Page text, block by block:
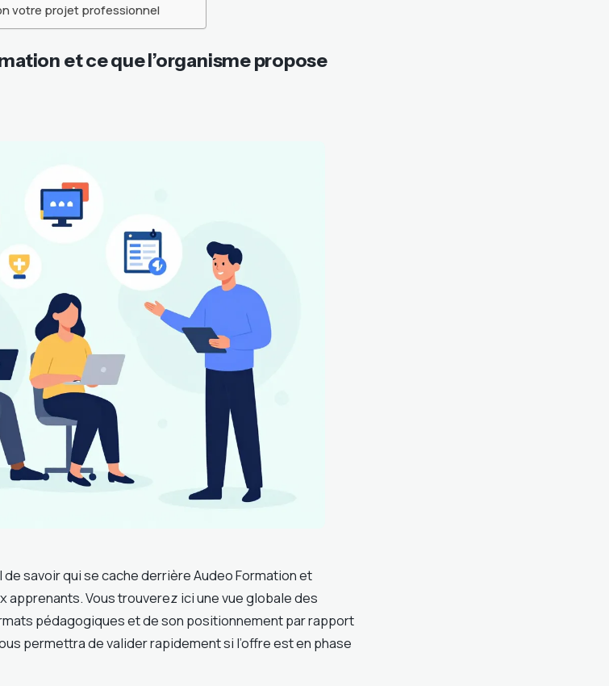
votre projet professionnel
et ce que l’organisme propose
savoir qui se cache derrière Audeo Formation et
Vous trouverez ici une vue globale des
pédagogiques et de son positionnement par rapport
permettra de valider rapidement si l’offre est en phase